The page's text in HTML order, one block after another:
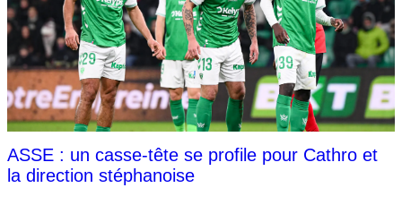
ASSE : un casse-tête se profile pour Cathro et
la direction stéphanoise